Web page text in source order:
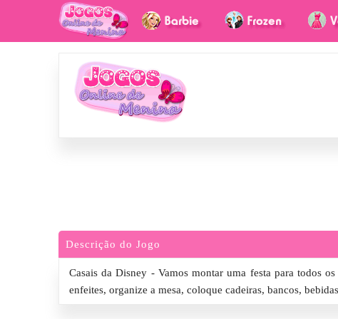
Descrição do Jogo
Casais da Disney - Vamos montar uma festa para todos
enfeites, organize a mesa, coloque cadeiras, bancos,